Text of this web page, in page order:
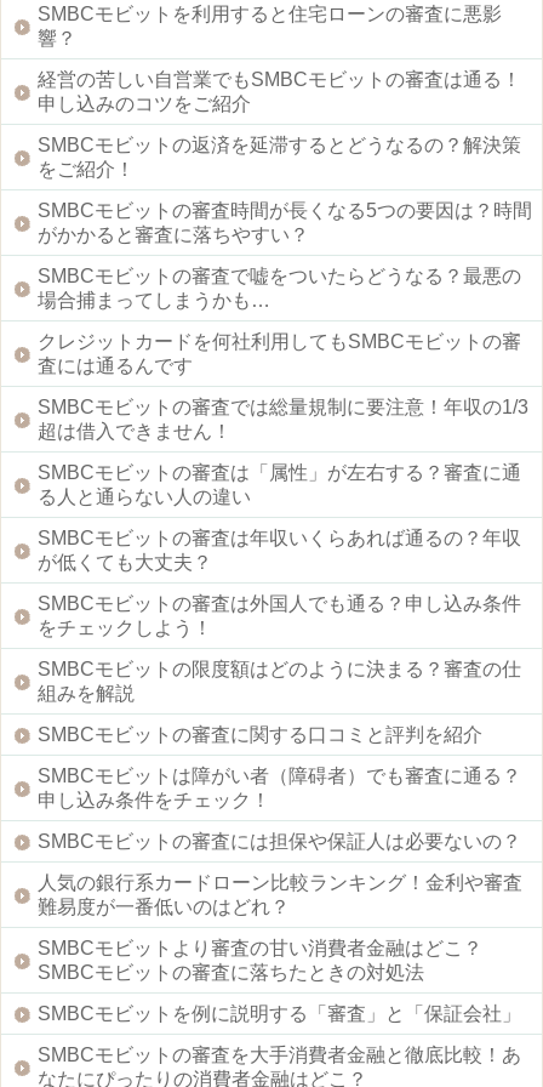
SMBCモビットを利用すると住宅ローンの審査に悪影
響？
経営の苦しい自営業でもSMBCモビットの審査は通る！
申し込みのコツをご紹介
SMBCモビットの返済を延滞するとどうなるの？解決策
をご紹介！
SMBCモビットの審査時間が長くなる5つの要因は？時間
がかかると審査に落ちやすい？
SMBCモビットの審査で嘘をついたらどうなる？最悪の
場合捕まってしまうかも…
クレジットカードを何社利用してもSMBCモビットの審
査には通るんです
SMBCモビットの審査では総量規制に要注意！年収の1/3
超は借入できません！
SMBCモビットの審査は「属性」が左右する？審査に通
る人と通らない人の違い
SMBCモビットの審査は年収いくらあれば通るの？年収
が低くても大丈夫？
SMBCモビットの審査は外国人でも通る？申し込み条件
をチェックしよう！
SMBCモビットの限度額はどのように決まる？審査の仕
組みを解説
SMBCモビットの審査に関する口コミと評判を紹介
SMBCモビットは障がい者（障碍者）でも審査に通る？
申し込み条件をチェック！
SMBCモビットの審査には担保や保証人は必要ないの？
人気の銀行系カードローン比較ランキング！金利や審査
難易度が一番低いのはどれ？
SMBCモビットより審査の甘い消費者金融はどこ？
SMBCモビットの審査に落ちたときの対処法
SMBCモビットを例に説明する「審査」と「保証会社」
SMBCモビットの審査を大手消費者金融と徹底比較！あ
なたにぴったりの消費者金融はどこ？